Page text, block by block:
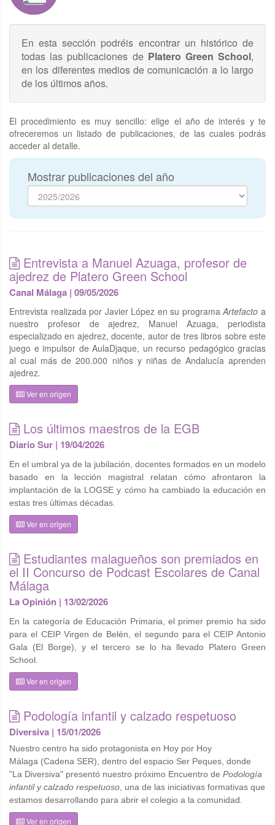
En esta sección podréis encontrar un histórico de
todas las publicaciones de Platero Green School,
en los diferentes medios de comunicación a lo largo
de los últimos años.
El procedimiento es muy sencillo: elige el año de interés y te
ofreceremos un listado de publicaciones, de las cuales podrás
acceder al detalle.
Mostrar publicaciones del año
Entrevista a Manuel Azuaga, profesor de
ajedrez de Platero Green School
Canal Málaga | 09/05/2026
Entrevista realizada por Javier López en su programaArtefacto a
nuestro profesor de ajedrez, Manuel Azuaga, periodista
especializado en ajedrez, docente, autor de tres libros sobre este
juego e impulsor de AulaDjaque, un recurso pedagógico gracias
al cual más de 200.000 niños y niñas de Andalucía aprenden
ajedrez.
Ver en origen
Los últimos maestros de la EGB
Diario Sur | 19/04/2026
En el umbral ya de la jubilación, docentes formados en un modelo
basado en la lección magistral relatan cómo afrontaron la
implantación de la LOGSE y cómo ha cambiado la educación en
estas tres últimas décadas.
Ver en origen
Estudiantes malagueños son premiados en
el II Concurso de Podcast Escolares de Canal
Málaga
La Opinión | 13/02/2026
En la categoría de Educación Primaria, el primer premio ha sido
para el CEIP Virgen de Belén, el segundo para el CEIP Antonio
Gala (El Borge), y el tercero se lo ha llevado Platero Green
School.
Ver en origen
Podología infantil y calzado respetuoso
Diversiva | 15/01/2026
Nuestro centro ha sido protagonista en Hoy por Hoy
Málaga (Cadena SER), dentro del espacio Ser Peques, donde
"La Diversiva" presentó nuestro próximo Encuentro de Podología
infantil y calzado respetuoso , una de las iniciativas formativas que
estamos desarrollando para abrir el colegio a la comunidad.
Ver en origen